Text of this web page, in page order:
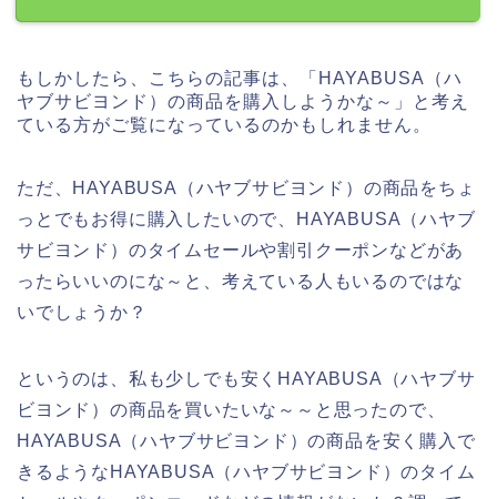
もしかしたら、こちらの記事は、「HAYABUSA（ハ
ヤブサビヨンド）の商品を購入しようかな～」と考え
ている方がご覧になっているのかもしれません。
ただ、HAYABUSA（ハヤブサビヨンド）の商品をちょ
っとでもお得に購入したいので、HAYABUSA（ハヤブ
サビヨンド）のタイムセールや割引クーポンなどがあ
ったらいいのにな～と、考えている人もいるのではな
いでしょうか？
というのは、私も少しでも安くHAYABUSA（ハヤブサ
ビヨンド）の商品を買いたいな～～と思ったので、
HAYABUSA（ハヤブサビヨンド）の商品を安く購入で
きるようなHAYABUSA（ハヤブサビヨンド）のタイム